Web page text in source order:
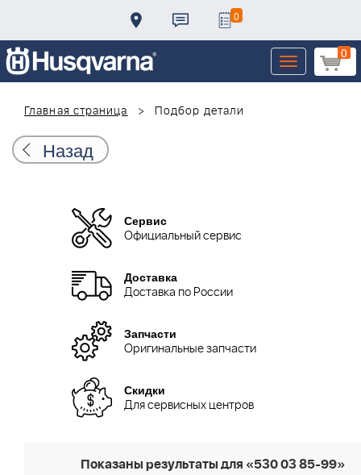
0
0
Toggle
navigation
Главная страница
Подбор детали
Назад
Сервис
Официальный сервис
Доставка
Доставка по России
Запчасти
Оригинальные запчасти
Скидки
Для сервисных центров
Показаны результаты для «530 03 85-99»